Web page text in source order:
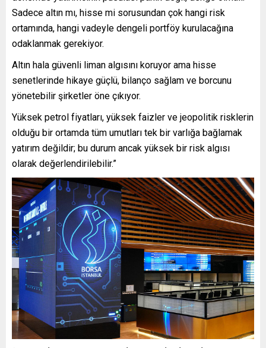
Sadece altın mı, hisse mi sorusundan çok hangi risk
ortamında, hangi vadeyle dengeli portföy kurulacağına
odaklanmak gerekiyor.
Altın hala güvenli liman algısını koruyor ama hisse
senetlerinde hikaye güçlü, bilanço sağlam ve borcunu
yönetebilir şirketler öne çıkıyor.
Yüksek petrol fiyatları, yüksek faizler ve jeopolitik risklerin
olduğu bir ortamda tüm umutları tek bir varlığa bağlamak
yatırım değildir; bu durum ancak yüksek bir risk algısı
olarak değerlendirilebilir.”